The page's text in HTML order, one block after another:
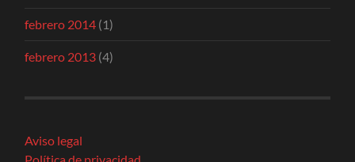
febrero 2014 (1)
febrero 2013 (4)
Aviso legal
Política de privacidad